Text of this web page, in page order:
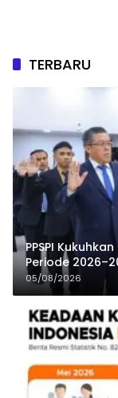
TERBARU
PPSPI
Periode
Publik
05/08/2026